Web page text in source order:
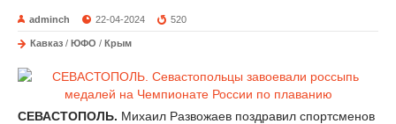
adminch 22-04-2024 520
Кавказ / ЮФО / Крым
СЕВАСТОПОЛЬ. Михаил Развожаев поздравил спортсменов